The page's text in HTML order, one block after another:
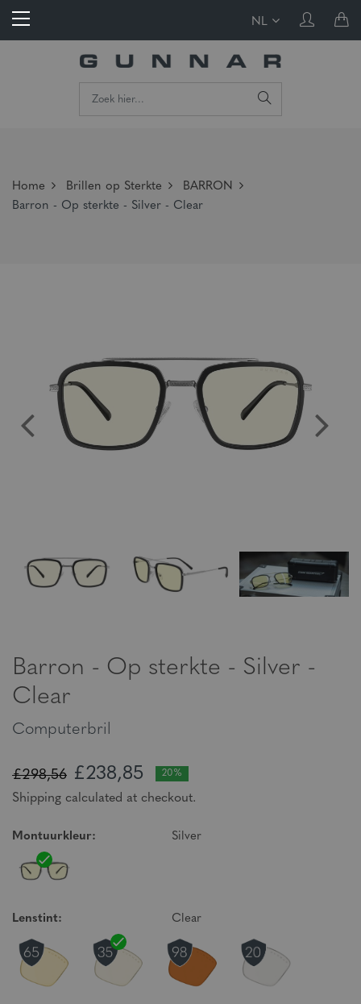
NL
Home Brillen op Sterkte
BARRON
Barron - Op sterkte - Silver - Clear
Barron - Op sterkte - Silver -
Clear
Computerbril
£298,56 £238,85 20%
Shipping calculated at checkout.
Montuurkleur: Silver
Lenstint: Clear